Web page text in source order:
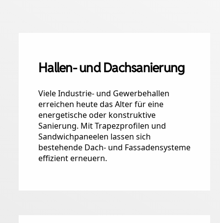
Hallen- und Dachsanierung
Viele Industrie- und Gewerbehallen
erreichen heute das Alter für eine
energetische oder konstruktive
Sanierung. Mit Trapezprofilen und
Sandwichpaneelen lassen sich
bestehende Dach- und Fassadensysteme
effizient erneuern.